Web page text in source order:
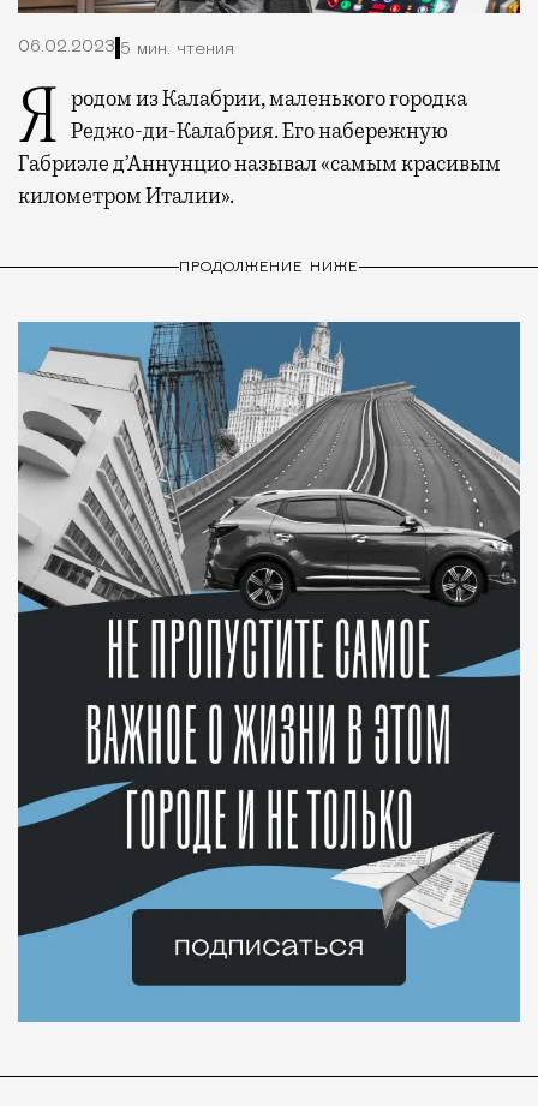
06.02.2023 5 мин. чтения
Я родом из Калабрии, маленького городка Реджо-ди-Калабрия. Его набережную
Габриэле д’Аннунцио называл «самым красивым
километром Италии».
ПРОДОЛЖЕНИЕ НИЖЕ